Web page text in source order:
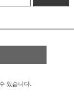
있습니다.